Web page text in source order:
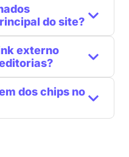
do site?
externo
dos chips no